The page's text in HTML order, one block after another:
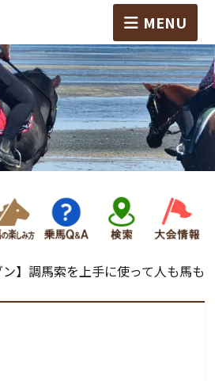
MENU
ン】調馬索を上手に使って人も馬も